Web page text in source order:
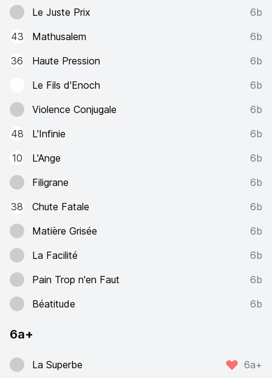
Le Juste Prix
6b
43
Mathusalem
6b
36
Haute Pression
6b
Le Fils d'Enoch
6b
Violence Conjugale
6b
48
L'Infinie
6b
10
L'Ange
6b
Filigrane
6b
38
Chute Fatale
6b
Matière Grisée
6b
La Facilité
6b
Pain Trop n'en Faut
6b
Béatitude
6b
6a+
La Superbe
6a+